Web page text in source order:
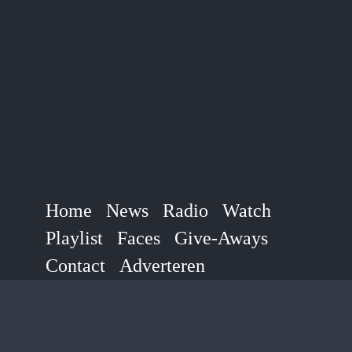
Home News Radio
Watch
Playlist
Faces
Give-Aways
Contact
Adverteren